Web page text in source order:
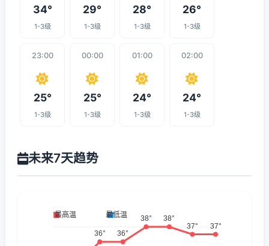
34°
1-3级
29°
1-3级
28°
1-3级
26°
1-3级
23:00
25°
1-3级
00:00
25°
1-3级
01:00
24°
1-3级
02:00
24°
1-3级
未来7天趋势